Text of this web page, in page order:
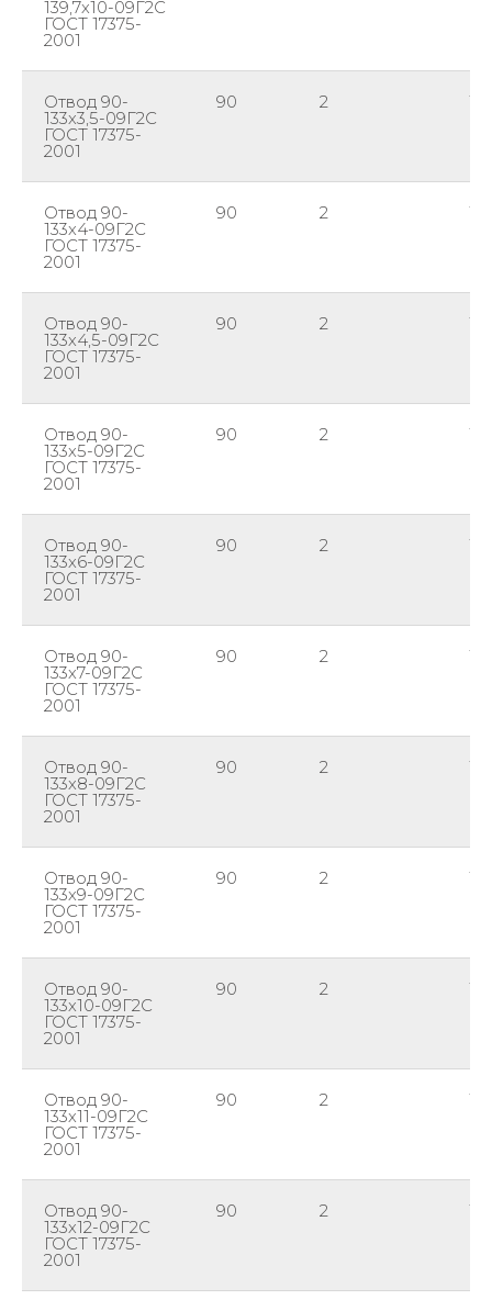
139,7х10-09Г2С
ГОСТ 17375-
2001
Отвод 90-
133х3,5-09Г2С
ГОСТ 17375-
2001
90 2 133
Отвод 90-
133х4-09Г2С
ГОСТ 17375-
2001
90 2 133
Отвод 90-
133х4,5-09Г2С
ГОСТ 17375-
2001
90 2 133
Отвод 90-
133х5-09Г2С
ГОСТ 17375-
2001
90 2 133
Отвод 90-
133х6-09Г2С
ГОСТ 17375-
2001
90 2 133
Отвод 90-
133х7-09Г2С
ГОСТ 17375-
2001
90 2 133
Отвод 90-
133х8-09Г2С
ГОСТ 17375-
2001
90 2 133
Отвод 90-
133х9-09Г2С
ГОСТ 17375-
2001
90 2 133
Отвод 90-
133х10-09Г2С
ГОСТ 17375-
2001
90 2 133
Отвод 90-
133х11-09Г2С
ГОСТ 17375-
2001
90 2 133
Отвод 90-
133х12-09Г2С
ГОСТ 17375-
2001
90 2 133